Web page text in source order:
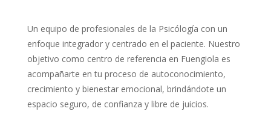
Un equipo de profesionales de la Psicólogía con un
enfoque integrador y centrado en el paciente. Nuestro
objetivo como centro de referencia en Fuengiola es
acompañarte en tu proceso de autoconocimiento,
crecimiento y bienestar emocional, brindándote un
espacio seguro, de confianza y libre de juicios.